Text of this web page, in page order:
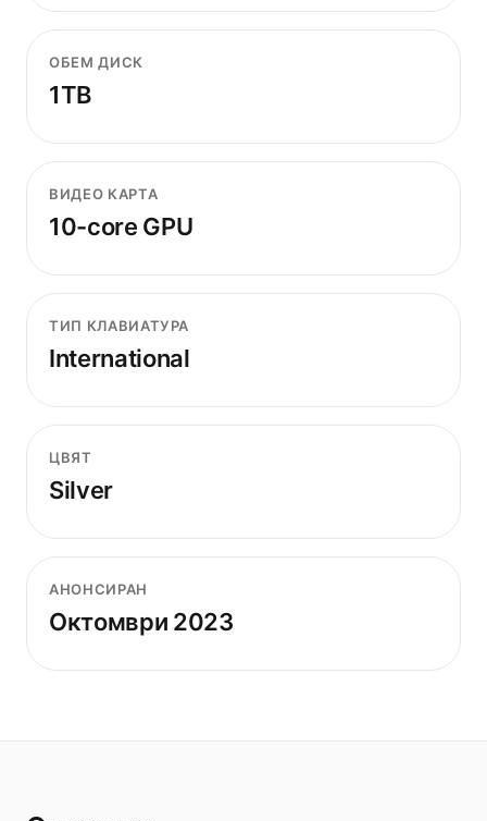
ОБЕМ ДИСК
1TB
ВИДЕО КАРТА
10-core GPU
ТИП КЛАВИАТУРА
International
ЦВЯТ
Silver
АНОНСИРАН
Октомври 2023